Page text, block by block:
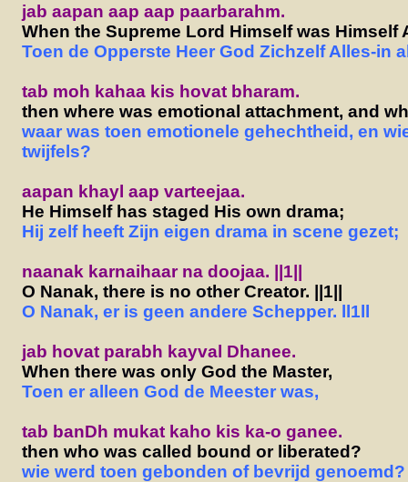
jab aapan aap aap paarbarahm.
When the Supreme Lord Himself was Himself
Toen de Opperste Heer God Zichzelf Alles-in
tab moh kahaa kis hovat bharam.
then where was emotional attachment, and
waar was toen emotionele gehechtheid, en
twijfels?
aapan khayl aap varteejaa.
He Himself has staged His own drama;
Hij zelf heeft Zijn eigen drama in scene gezet;
naanak karnaihaar na doojaa. ||1||
O Nanak, there is no other Creator. ||1||
O Nanak, er is geen andere Schepper. ll1ll
jab hovat parabh kayval Dhanee.
When there was only God the Master,
Toen er alleen God de Meester was,
tab banDh mukat kaho kis ka-o ganee.
then who was called bound or liberated?
wie werd toen gebonden of bevrijd genoemd?